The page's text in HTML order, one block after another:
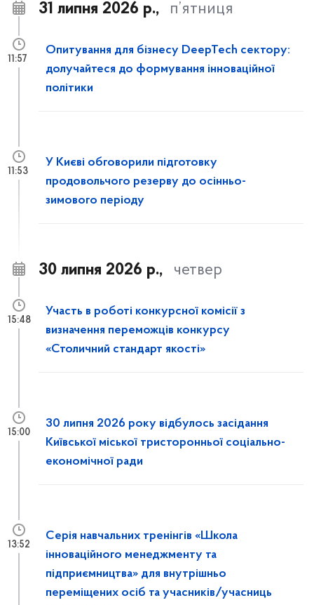
31 липня 2026 р., п’ятниця
Опитування для бізнесу DeepTech сектору:
долучайтеся до формування інноваційної
політики
11:57
У Києві обговорили підготовку
продовольчого резерву до осінньо-
зимового періоду
11:53
30 липня 2026 р., четвер
Участь в роботі конкурсної комісії з
визначення переможців конкурсу
«Столичний стандарт якості»
15:48
30 липня 2026 року відбулось засідання
Київської міської тристоронньої соціально-
економічної ради
15:00
Серія навчальних тренінгів «Школа
інноваційного менеджменту та
підприємництва» для внутрішньо
переміщених осіб та учасників/учасниць
13:52